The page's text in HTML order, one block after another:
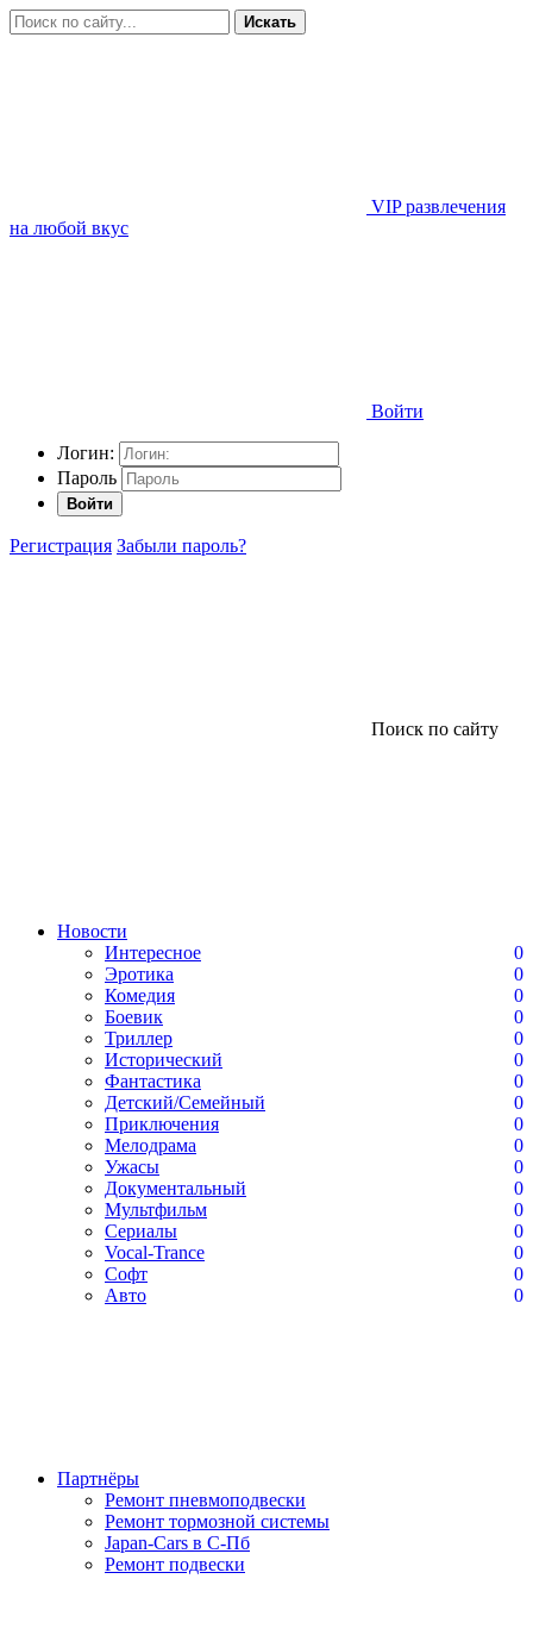
Искать
VIP развлечения
на любой вкус
Войти
Логин:
Пароль
Войти
Регистрация Забыли пароль?
Поиск по сайту
Новости
Интересное
0
Эротика
0
Комедия
0
Боевик
0
Триллер
0
Исторический
0
Фантастика
0
Детский/Семейный
0
Приключения
0
Мелодрама
0
Ужасы
0
Документальный
0
Мультфильм
0
Сериалы
0
Vocal-Trance
0
Софт
0
Авто
0
Партнёры
Ремонт пневмоподвески
Ремонт тормозной системы
Japan-Cars в С-Пб
Ремонт подвески